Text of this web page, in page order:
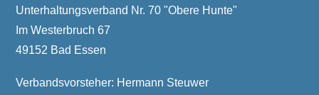
Unterhaltungsverband Nr. 70 "Obere Hunte"
Im Westerbruch 67
49152 Bad Essen
Verbandsvorsteher: Hermann Steuwer